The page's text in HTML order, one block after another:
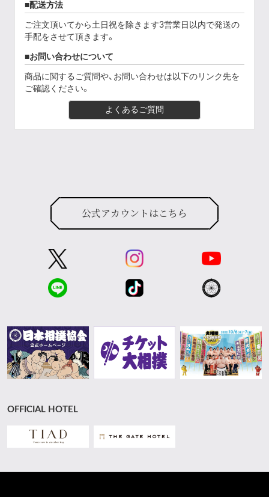
配送方法
ご注文頂いてから土日祝を除きます3営業日以内で発送の
手配をさせて頂きます。
お問い合わせについて
商品に関するご質問や、お問い合わせは以下のリンク先を
ご確認ください。
よくあるご質問
公式アカウントはこちら
OFFICIAL HOTEL